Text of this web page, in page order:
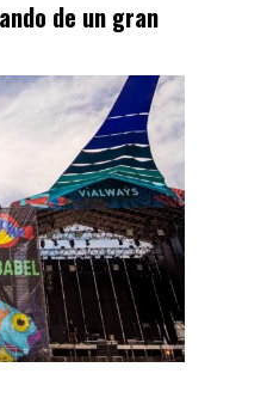
de un gran